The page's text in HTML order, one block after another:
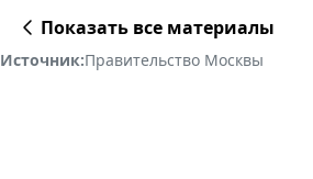
Показать все материалы
Источник:Правительство Москвы